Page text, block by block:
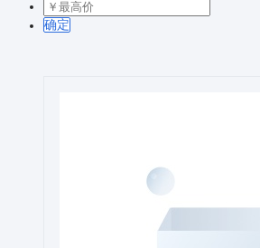
确定